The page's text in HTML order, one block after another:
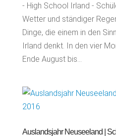
- High School Irland -
Wetter und ständiger
Dinge, die einem in den
Irland denkt. In den vier
Ende August bis...
Auslandsjahr Neuseeland |